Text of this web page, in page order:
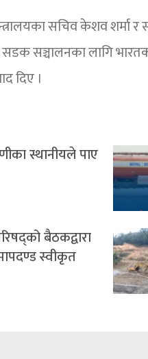
सचिव केशव
सडक सञ्चालनका लागि
दिए ।
स्थानीयले पाए
बैठकद्वारा
स्वीकृत